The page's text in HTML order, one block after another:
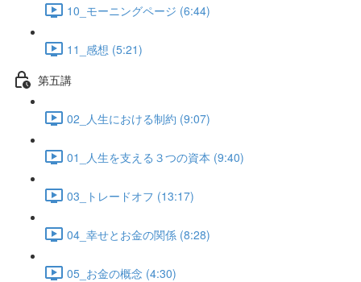
10_モーニングページ (6:44)
11_感想 (5:21)
第五講
02_人生における制約 (9:07)
01_人生を支える３つの資本 (9:40)
03_トレードオフ (13:17)
04_幸せとお金の関係 (8:28)
05_お金の概念 (4:30)